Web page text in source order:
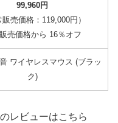
99,960円
販売価格：119,000円）
売価格から 16％オフ
ワイヤレスマウス (ブラッ
ク)
レビューはこちら